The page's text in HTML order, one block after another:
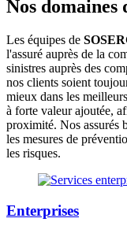
Nos domaines
Les équipes de
l'assuré auprès de la
sinistres auprès des
nos clients soient
mieux dans les
à forte valeur ajoutée,
proximité. Nos assurés
les mesures de
les risques.
Enterprises